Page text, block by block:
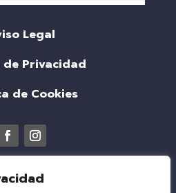
Legal
Privacidad
de Cookies